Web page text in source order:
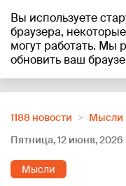
Вы используете
браузера,
могут работать. Мы
обновить ваш
+21°C
1188 новости
Мысли
Пятница, 12 июня, 2026
Мысли